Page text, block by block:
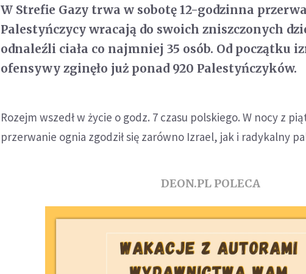
W Strefie Gazy trwa w sobotę 12-godzinna
Palestyńczycy wracają do swoich zniszczonych
odnaleźli ciała co najmniej 35 osób. Od początku
ofensywy zginęło już ponad 920 Palestyńczyków.
Rozejm wszedł w życie o godz. 7 czasu polskiego. W nocy z
przerwanie ognia zgodził się zarówno Izrael, jak i radykalny
DEON.PL POLECA